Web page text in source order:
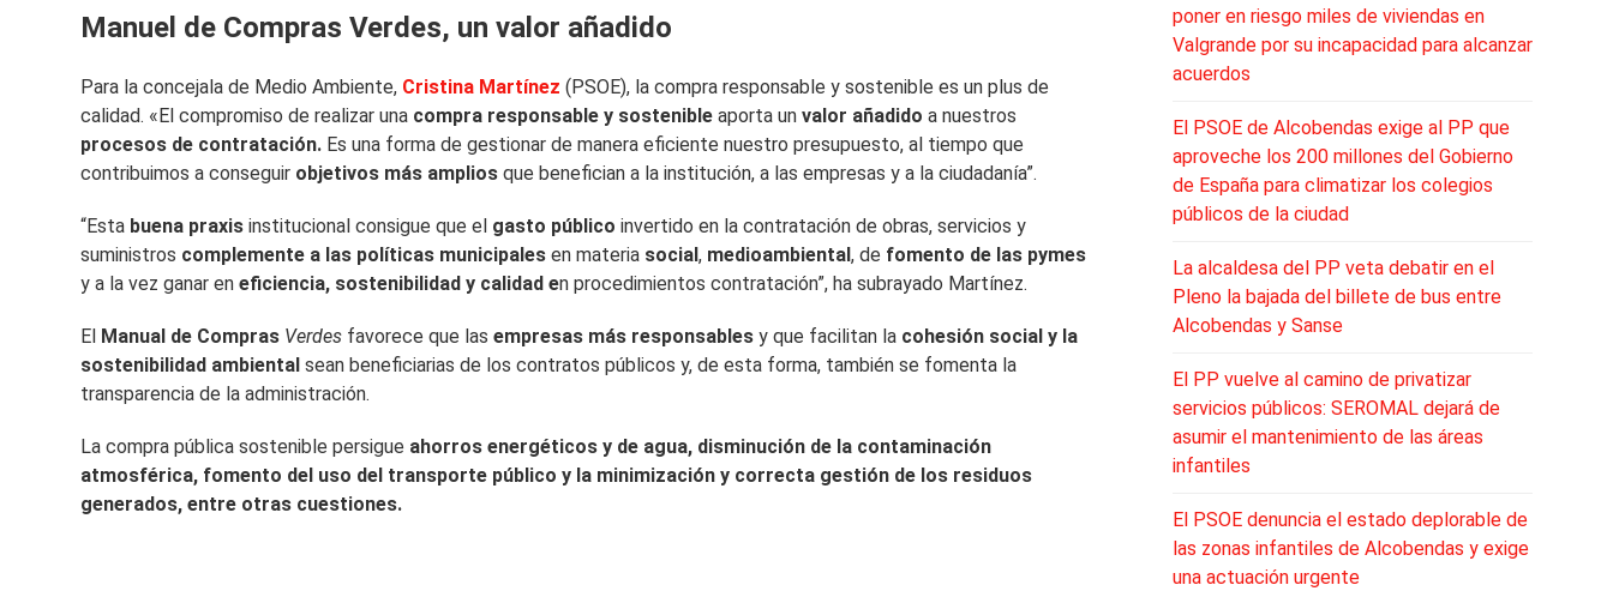
Manuel de Compras Verdes, un valor añadido
Para la concejala de Medio Ambiente, Cristina Martínez(PSOE), la compra responsable y sostenible es un plus de
calidad. «El compromiso de realizar una compra responsable y sostenible aporta un valor añadido a nuestros
procesos de contratación. Es una forma de gestionar de manera eficiente nuestro presupuesto, al tiempo que
contribuimos a conseguir objetivos más amplios que benefician a la institución, a las empresas y a la ciudadanía”.
“Esta buena praxis institucional consigue que el gasto público invertido en la contratación de obras, servicios y
suministros complemente a las políticas municipales en materia social, medioambiental, de fomento de las pymes
y a la vez ganar eneficiencia, sostenibilidad y calidad en procedimientos contratación”, ha subrayado Martínez.
El Manual de Compras Verdes favorece que lasempresas más responsables y que facilitan la cohesión social y la
sostenibilidad ambiental sean beneficiarias de los contratos públicos y, de esta forma, también se fomenta la
transparencia de la administración.
La compra pública sostenible persigue ahorros energéticos y de agua, disminución de la contaminación
atmosférica, fomento del uso del transporte público y la minimización y correcta gestión de los residuos
generados, entre otras cuestiones.
poner en riesgo miles de viviendas en
Valgrande por su incapacidad para alcanzar
acuerdos
El PSOE de Alcobendas exige al PP que
aproveche los 200 millones del Gobierno
de España para climatizar los colegios
públicos de la ciudad
La alcaldesa del PP veta debatir en el
Pleno la bajada del billete de bus entre
Alcobendas y Sanse
El PP vuelve al camino de privatizar
servicios públicos: SEROMAL dejará de
asumir el mantenimiento de las áreas
infantiles
El PSOE denuncia el estado deplorable de
las zonas infantiles de Alcobendas y exige
una actuación urgente